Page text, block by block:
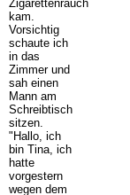
Zigarettenrauch
kam.
Vorsichtig
schaute ich
in das
Zimmer und
sah einen
Mann am
Schreibtisch
sitzen.
"Hallo, ich
bin Tina, ich
hatte
vorgestern
wegen dem